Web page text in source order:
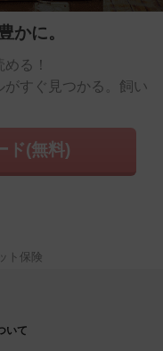
かに。
る！
がすぐ見つかる。飼い
ド(無料)
ト保険
いて